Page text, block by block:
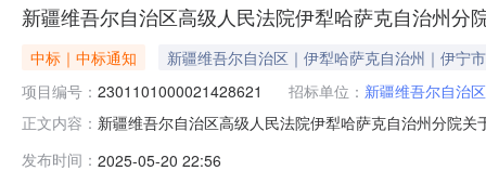
新疆维吾尔自治区高级人民法院伊犁哈萨克自治州
中标｜中标通知
新疆维吾尔自治区｜伊犁哈萨克自治州｜伊宁市
项目编号： 2301101000021428621 招标单位： 新疆维吾尔自治
正文内容： 新疆维吾尔自治区高级人民法院伊犁哈萨克自治州分院
目联系电话:/采购计划文号:采购计划金额（元）:项目所
发布时间： 2025-05-20 22:56